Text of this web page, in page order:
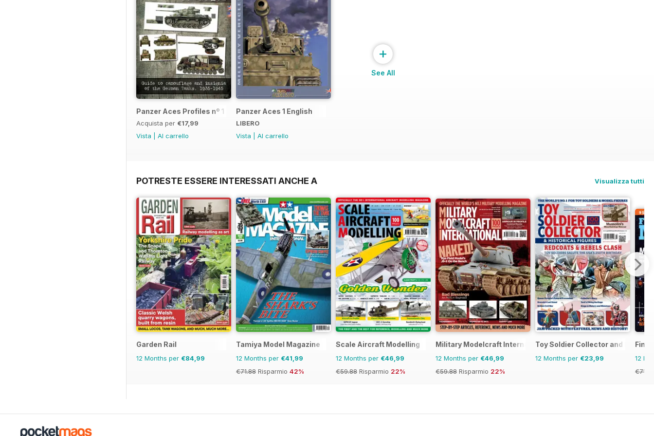
Panzer Aces Profiles nº 1
Acquista per €17,99
Vista
Al carrello
Panzer Aces 1 English
LIBERO
Vista
Al carrello
+
See All
POTRESTE ESSERE INTERESSATI ANCHE A Visualizza tutti
Garden Rail
12 Months per €84,99
Tamiya Model Magazine
12 Months per €41,99
€71.88 Risparmio 42%
Scale Aircraft Modelling
12 Months per €46,99
€59.88 Risparmio 22%
Military Modelcraft International
12 Months per €46,99
€59.88 Risparmio 22%
Toy Soldier Collector and
12 Months per €23,99
12